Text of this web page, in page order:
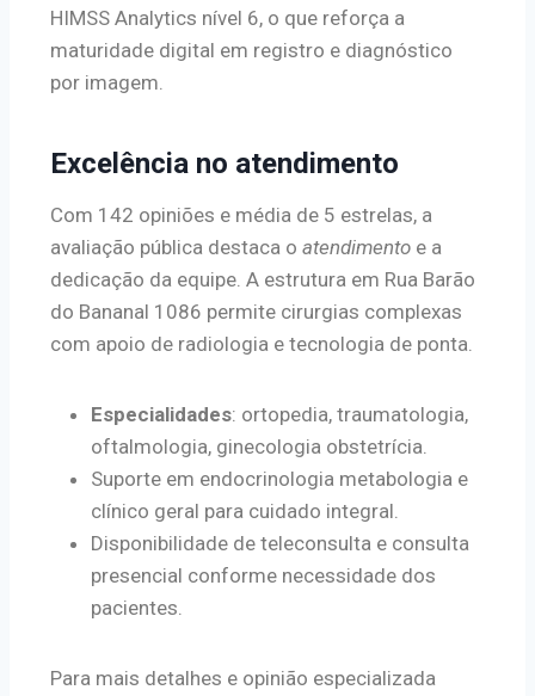
HIMSS Analytics nível 6, o que reforça a
maturidade digital em registro e diagnóstico
por imagem.
Excelência no atendimento
Com 142 opiniões e média de 5 estrelas, a
avaliação pública destaca o atendimento e a
dedicação da equipe. A estrutura em Rua Barão
do Bananal 1086 permite cirurgias complexas
com apoio de radiologia e tecnologia de ponta.
Especialidades: ortopedia, traumatologia,
oftalmologia, ginecologia obstetrícia.
Suporte em endocrinologia metabologia e
clínico geral para cuidado integral.
Disponibilidade de teleconsulta e consulta
presencial conforme necessidade dos
pacientes.
Para mais detalhes e opinião especializada